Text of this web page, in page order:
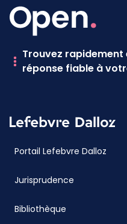
Trouvez
réponse fiable à
Portail Lefebvre Dalloz
Jurisprudence
Bibliothèque